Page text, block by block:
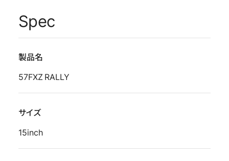
Spec
製品名
57FXZ RALLY
サイズ
15inch